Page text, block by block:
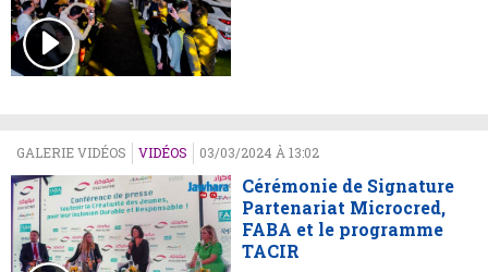
GALERIE VIDÉOS VIDÉOS 03/03/2024 À 13:02
Cérémonie de Signature
Partenariat Microcred,
FABA et le programme
TACIR